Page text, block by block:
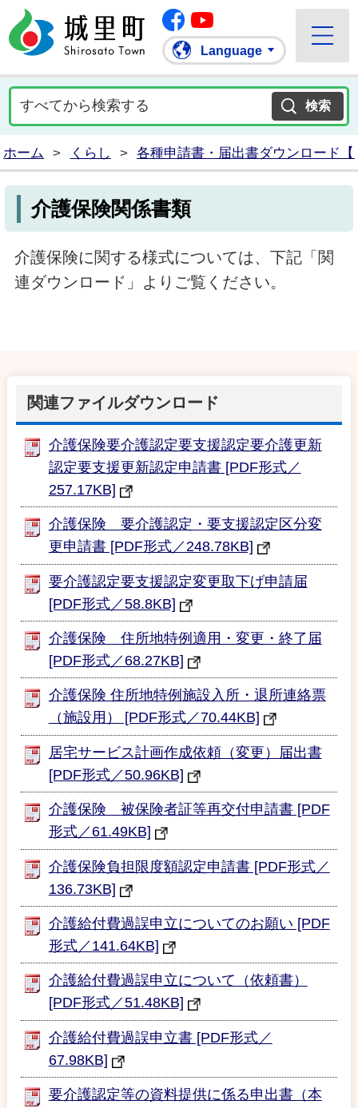
城里町ホームページ
Facebook
Language
ホーム > くらし > 各種申請書・届出書ダウンロード【
介護保険関係書類
介護保険に関する様式については、下記「関
連ダウンロード」よりご覧ください。
関連ファイルダウンロード
介護保険要介護認定要支援認定要介護更新
認定要支援更新認定申請書 [PDF形式／
257.17KB]
介護保険 要介護認定・要支援認定区分変
更申請書 [PDF形式／248.78KB]
要介護認定要支援認定変更取下げ申請届
[PDF形式／58.8KB]
介護保険 住所地特例適用・変更・終了届
[PDF形式／68.27KB]
介護保険 住所地特例施設入所・退所連絡票
（施設用） [PDF形式／70.44KB]
居宅サービス計画作成依頼（変更）届出書
[PDF形式／50.96KB]
介護保険 被保険者証等再交付申請書 [PDF
形式／61.49KB]
介護保険負担限度額認定申請書 [PDF形式／
136.73KB]
介護給付費過誤申立についてのお願い [PDF
形式／141.64KB]
介護給付費過誤申立について（依頼書）
[PDF形式／51.48KB]
介護給付費過誤申立書 [PDF形式／
67.98KB]
要介護認定等の資料提供に係る申出書（本